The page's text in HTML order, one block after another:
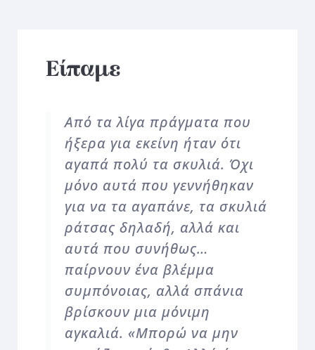
Είπαμε
Από τα λίγα πράγματα που
ήξερα για εκείνη ήταν ότι
αγαπά πολύ τα σκυλιά. Όχι
μόνο αυτά που γεννήθηκαν
για να τα αγαπάνε, τα σκυλιά
ράτσας δηλαδή, αλλά και
αυτά που συνήθως…
παίρνουν ένα βλέμμα
συμπόνοιας, αλλά σπάνια
βρίσκουν μια μόνιμη
αγκαλιά. «Μπορώ να μην